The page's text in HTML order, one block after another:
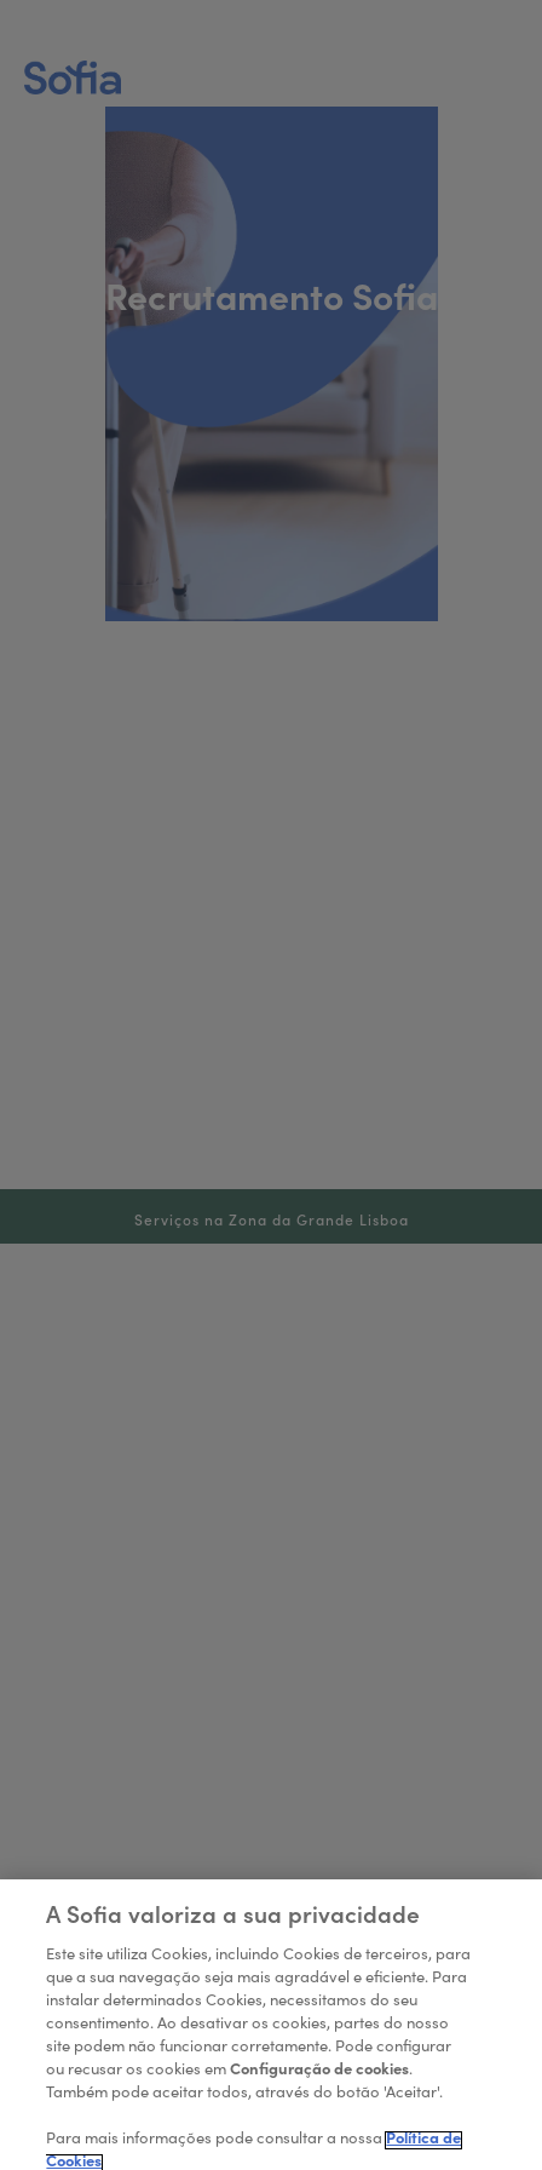
Recrutamento Sofia
Quer trabalhar com a
Sofia?
Serviços na Zona da Grande Lisboa
A Sofia valoriza a sua privacidade
Este site utiliza Cookies, incluindo Cookies de terceiros, para
que a sua navegação seja mais agradável e eficiente. Para
instalar determinados Cookies, necessitamos do seu
consentimento. Ao desativar os cookies, partes do nosso
site podem não funcionar corretamente. Pode configurar
ou recusar os cookies emConfiguração de cookies.
Também pode aceitar todos, através do botão 'Aceitar'.
Para mais informações pode consultar a nossa Política de
Cookies